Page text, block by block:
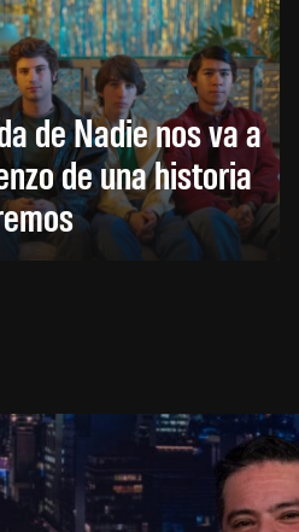
de Nadie nos va a
de una historia